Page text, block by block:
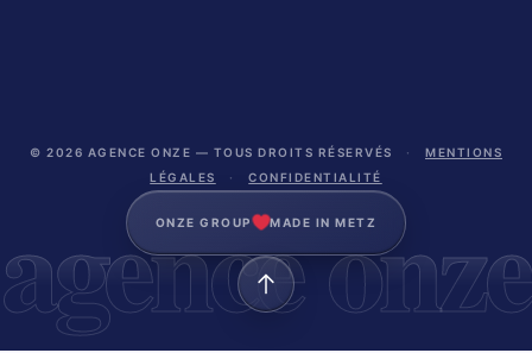
agence onze
© 2026 AGENCE ONZE — TOUS DROITS RÉSERVÉS ·
MENTIONS
LÉGALES
· CONFIDENTIALITÉ
ONZE GROUP MADE IN METZ